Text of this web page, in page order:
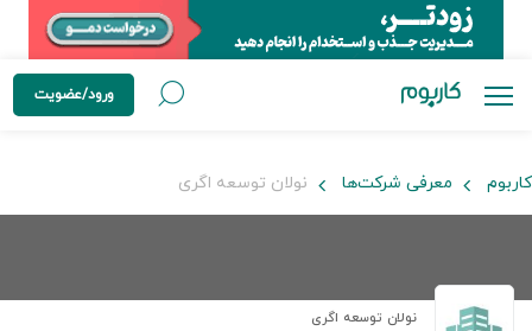
ورود/عضویت
کاربوم معرفی شرکت‌ها نولان توسعه اگری
نولان توسعه اگری